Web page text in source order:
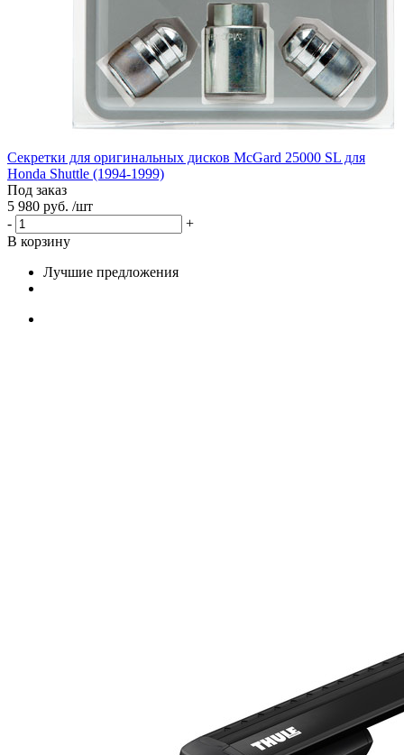
Секретки для оригинальных дисков McGard 25000 SL для
Honda Shuttle (1994-1999)
Под заказ
5 980 руб. /шт
-
+
В корзину
Лучшие предложения